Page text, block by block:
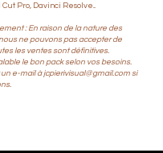
Pro, Davinci Resolve...
: En raison de la nature des
ne pouvons pas accepter de
les ventes sont définitives.
le bon pack selon vos besoins.
un e-mail à jcpierivisual@gmail.com si